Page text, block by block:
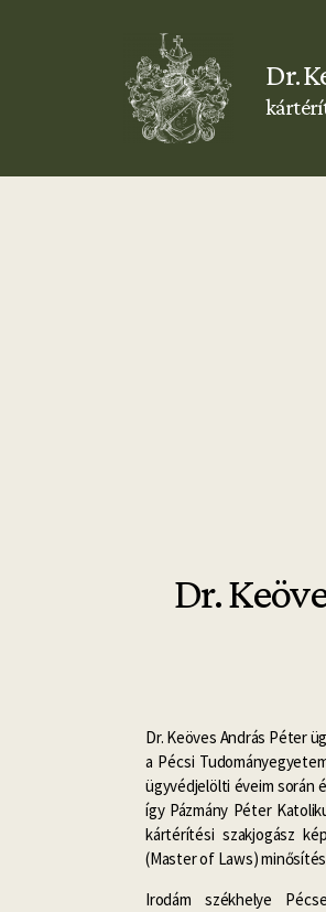
Dr.
Dr.
Dr. Keöves András Péter
a Pécsi
ügyvédjelölti éveim során
így Pázmány Péter
kártérítési szakjogász
(Master of Laws)
Irodám székhelye